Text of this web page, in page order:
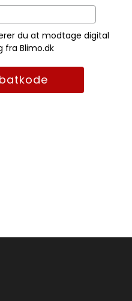
du at modtage digital
fra Blimo.dk